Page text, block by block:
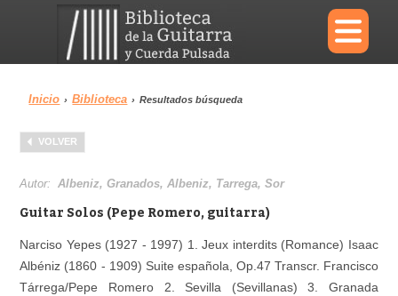
×
Menu
Biblioteca Diccionario
Área personal Reproductor
Inicio › Biblioteca › Resultados búsqueda
VOLVER
Autor:Albeniz, Granados, Albeniz, Tarrega, Sor
Guitar Solos (Pepe Romero, guitarra)
Narciso Yepes (1927 - 1997) 1. Jeux interdits (Romance) Isaac
Albéniz (1860 - 1909) Suite española, Op.47 Transcr. Francisco
Tárrega/Pepe Romero 2. Sevilla (Sevillanas) 3. Granada